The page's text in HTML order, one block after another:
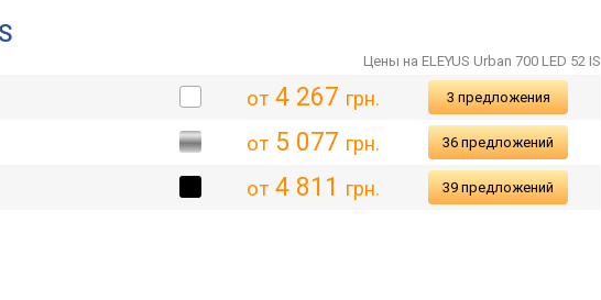
Цены на ELEYUS Urban 700 LED 52 IS
от4 267 грн. 3 предложения
от5 077 грн. 36 предложений
от4 811 грн. 39 предложений